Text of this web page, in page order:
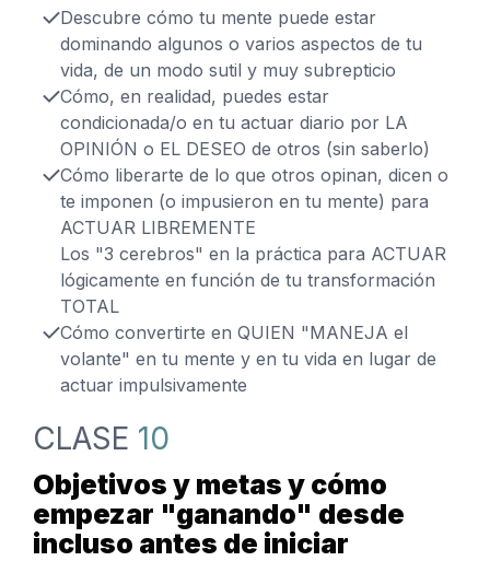
Descubre cómo tu mente puede estar
dominando algunos o varios aspectos de tu
vida, de un modo sutil y muy subrepticio
Cómo, en realidad, puedes estar
condicionada/o en tu actuar diario por LA
OPINIÓN o EL DESEO de otros (sin saberlo)
Cómo liberarte de lo que otros opinan, dicen o
te imponen (o impusieron en tu mente) para
ACTUAR LIBREMENTE
Los "3 cerebros" en la práctica para ACTUAR
lógicamente en función de tu transformación
TOTAL
Cómo convertirte en QUIEN "MANEJA el
volante" en tu mente y en tu vida en lugar de
actuar impulsivamente
CLASE 10
Objetivos y metas y cómo
empezar "ganando" desde
incluso antes de iniciar